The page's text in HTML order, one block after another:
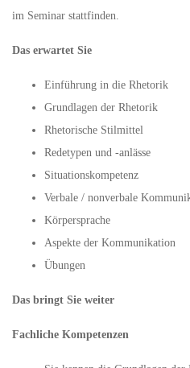
im Seminar stattfinden.
Das erwartet Sie
Einführung in die Rhetorik
Grundlagen der Rhetorik
Rhetorische Stilmittel
Redetypen und -anlässe
Situationskompetenz
Verbale / nonverbale
Körpersprache
Aspekte der Kommunikation
Übungen
Das bringt Sie weiter
Fachliche Kompetenzen